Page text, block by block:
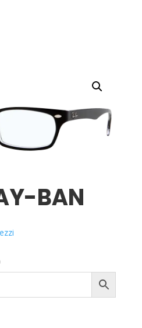
BAN